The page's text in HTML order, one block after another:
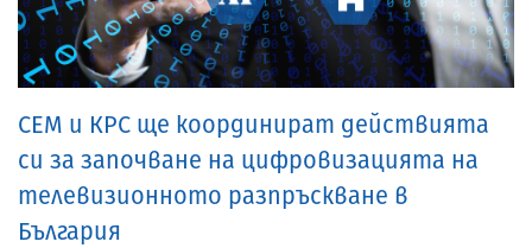
СЕМ и КРС ще координират действията
си за започване на цифровизацията на
телевизионното разпръскване в
България